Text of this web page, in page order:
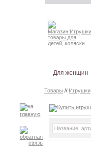
Для женщин
Товары // Игрушки